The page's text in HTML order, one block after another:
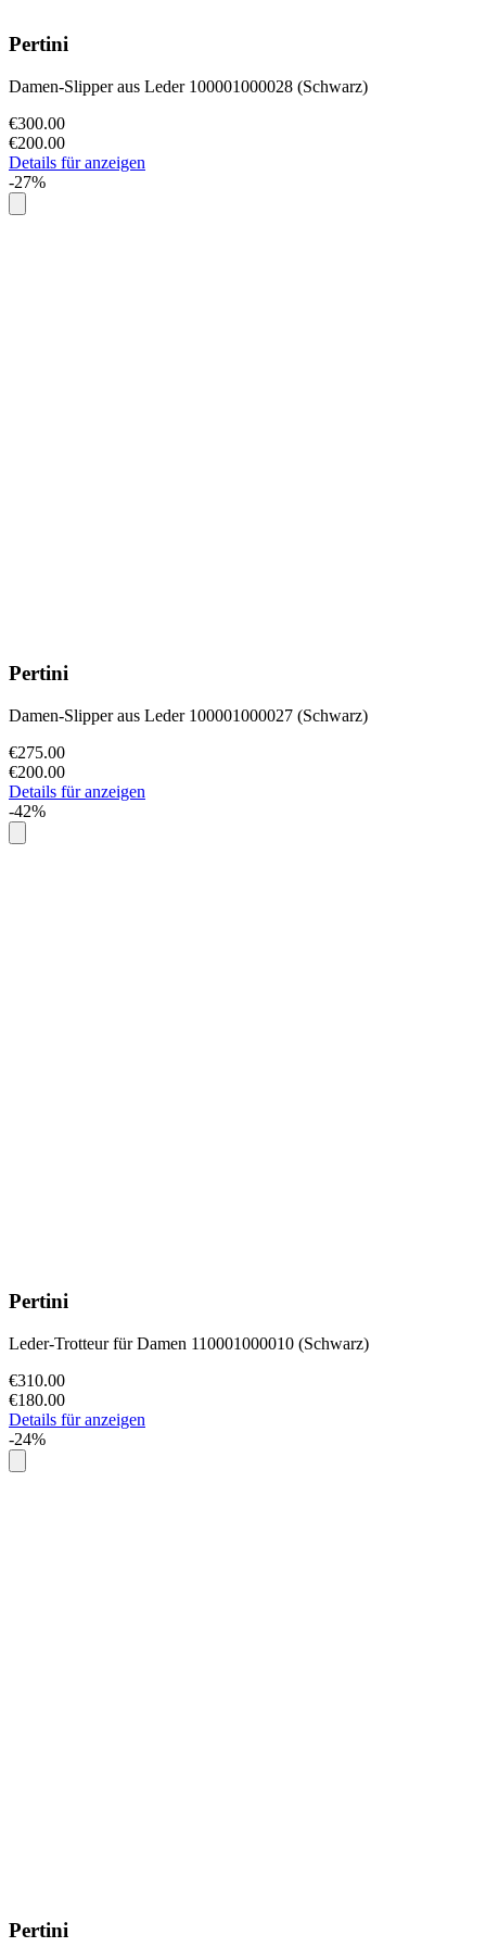
Pertini
Damen-Slipper aus Leder 100001000028 (Schwarz)
€300.00
€200.00
Details für anzeigen
-27%
Pertini
Damen-Slipper aus Leder 100001000027 (Schwarz)
€275.00
€200.00
Details für anzeigen
-42%
Pertini
Leder-Trotteur für Damen 110001000010 (Schwarz)
€310.00
€180.00
Details für anzeigen
-24%
Pertini